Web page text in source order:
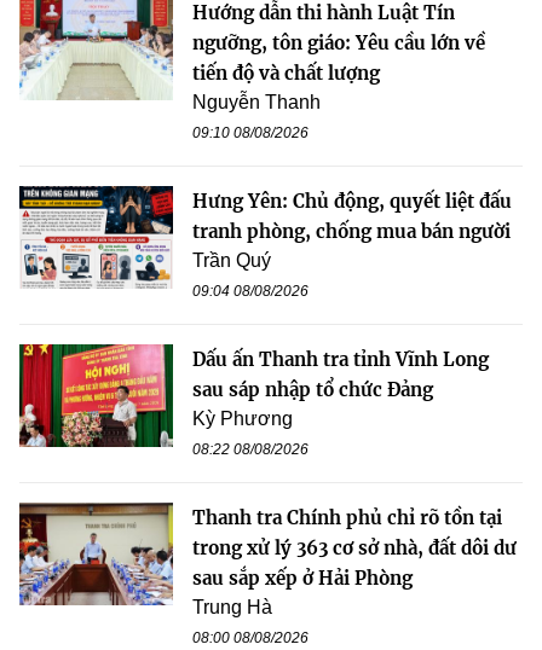
Hướng dẫn thi hành Luật Tín
ngưỡng, tôn giáo: Yêu cầu lớn về
tiến độ và chất lượng
Nguyễn Thanh
09:10 08/08/2026
Hưng Yên: Chủ động, quyết liệt đấu
tranh phòng, chống mua bán người
Trần Quý
09:04 08/08/2026
Dấu ấn Thanh tra tỉnh Vĩnh Long
sau sáp nhập tổ chức Đảng
Kỳ Phương
08:22 08/08/2026
Thanh tra Chính phủ chỉ rõ tồn tại
trong xử lý 363 cơ sở nhà, đất dôi dư
sau sắp xếp ở Hải Phòng
Trung Hà
08:00 08/08/2026